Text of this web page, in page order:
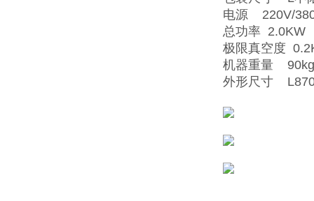
电源 220V/
总功率 2.0KW
极限真空度
机器重量 90kg
外形尺寸